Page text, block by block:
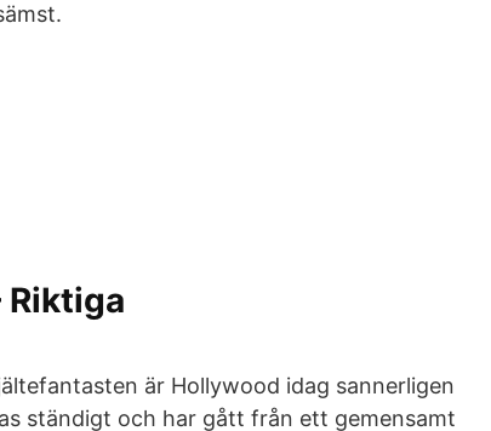
Riktiga
är Hollywood idag sannerligen
ständigt och har gått från ett gemensamt